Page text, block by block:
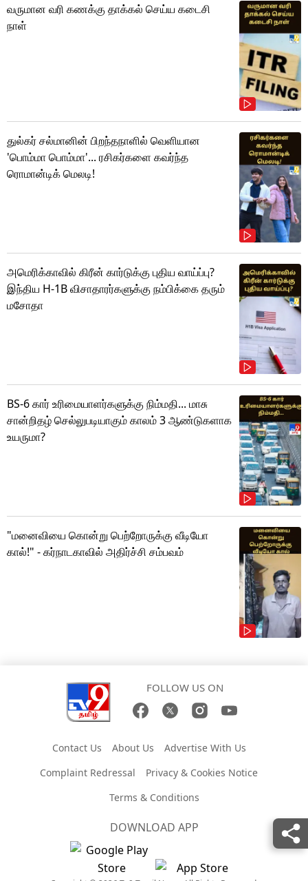
வருமான வரி கணக்கு தாக்கல் செய்ய கடைசி
நாள்
துல்கர் சல்மானின் பிறந்தநாளில் வெளியான
'பொம்மா பொம்மா'... ரசிகர்களை கவர்ந்த
ரொமான்டிக் மெலடி!
அமெரிக்காவில் கிரீன் கார்டுக்கு புதிய வாய்ப்பு?
இந்திய H-1B விசாதாரர்களுக்கு நம்பிக்கை தரும்
மசோதா
BS-6 கார் உரிமையாளர்களுக்கு நிம்மதி... மாசு
சான்றிதழ் செல்லுபடியாகும் காலம் 3 ஆண்டுகளாக
உயருமா?
"மனைவியை கொன்று பெற்றோருக்கு வீடியோ
கால்!" - கர்நாடகாவில் அதிர்ச்சி சம்பவம்
FOLLOW US ON
Contact Us About Us
Advertise With Us
Complaint Redressal
Privacy & Cookies Notice
Terms & Conditions
DOWNLOAD APP